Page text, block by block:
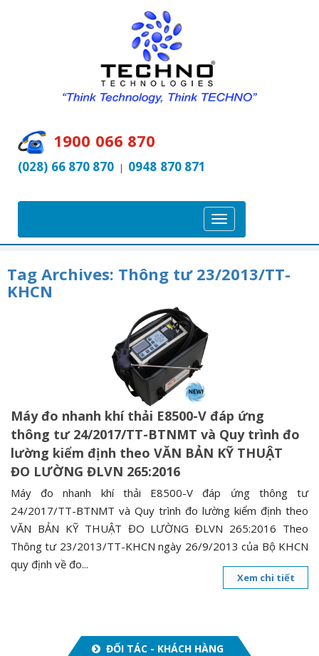
1900 066 870
(028) 66 870 870 | 0948 870 871
T
o
g
a
t
i
n
Tag Archives: Thông tư 23/2013/TT-
KHCN
Máy đo nhanh khí thải E8500-V đáp ứng
thông tư 24/2017/TT-BTNMT và Quy trình đo
lường kiểm định theo VĂN BẢN KỸ THUẬT
ĐO LƯỜNG ĐLVN 265:2016
Máy đo nhanh khí thải E8500-V đáp ứng thông tư
24/2017/TT-BTNMT và Quy trình đo lường kiểm định theo
VĂN BẢN KỸ THUẬT ĐO LƯỜNG ĐLVN 265:2016 Theo
Thông tư 23/2013/TT-KHCN ngày 26/9/2013 của Bộ KHCN
quy định về đo...
Xem chi tiết
ĐỐI TÁC - KHÁCH HÀNG